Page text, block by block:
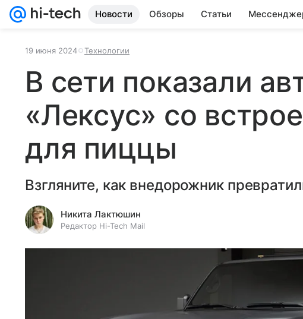
Новости Обзоры Статьи
19 июня 2024 Технологии
В сети показали
«Лексус» со
для пиццы
Взгляните, как внедорожник
Никита Лактюшин
Редактор Hi-Tech Mail